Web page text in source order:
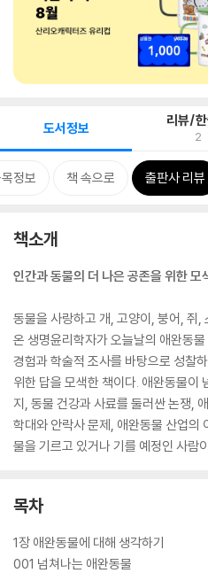
도서정보 리뷰/
2
정보 책 속으로 출판사 리뷰
책소개
인간과 동물의 더 나은 공존을 위한 모
동물을 사랑하고 개, 고양이, 붕어, 쥐,
온 생명윤리학자가 오늘날의 애완동
경험과 학술적 조사를 바탕으로 성찰
위한 답을 모색한 책이다. 애완동물이
지, 동물 건강과 사료를 둘러싼 논쟁,
학대와 안락사 문제, 애완동물 산업의
물을 기르고 있거나 기를 예정인 사람
목차
1장 애완동물에 대해 생각하기
001 넘쳐나는 애완동물